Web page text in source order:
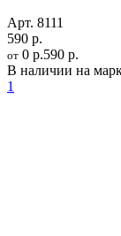
Арт. 8111
590 р.
от 0 р.590 р.
В наличии на
1